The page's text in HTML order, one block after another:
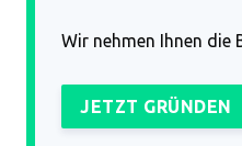
Wir nehmen Ihnen die
JETZT GRÜNDEN